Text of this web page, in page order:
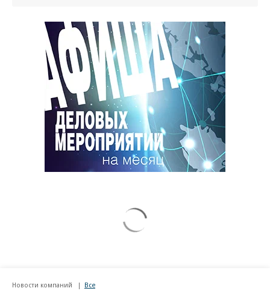
Новости компаний Все